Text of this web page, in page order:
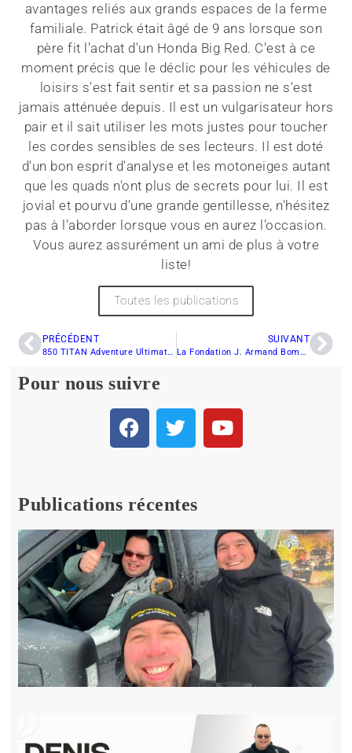
avantages reliés aux grands espaces de la ferme
familiale. Patrick était âgé de 9 ans lorsque son
père fit l'achat d'un Honda Big Red. C'est à ce
moment précis que le déclic pour les véhicules de
loisirs s'est fait sentir et sa passion ne s'est
jamais atténuée depuis. Il est un vulgarisateur hors
pair et il sait utiliser les mots justes pour toucher
les cordes sensibles de ses lecteurs. Il est doté
d'un bon esprit d'analyse et les motoneiges autant
que les quads n'ont plus de secrets pour lui. Il est
jovial et pourvu d'une grande gentillesse, n'hésitez
pas à l'aborder lorsque vous en aurez l'occasion.
Vous aurez assurément un ami de plus à votre
liste!
Toutes les publications
PRÉCÉDENT
850 TITAN Adventure Ultimate 155 2026: coup de cœur Polaris de Denis
SUIVANT
La Fondation J. Armand Bombardier obtient la certification Tourisme durable de niveau Or de GreenStep
Pour nous suivre
Publications récentes